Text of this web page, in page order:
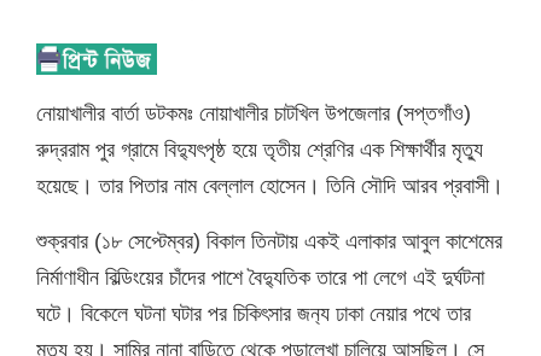
নোয়াখালীর বার্তা ডটকমঃ নোয়াখালীর চাটখিল উপজেলার (সপ্তগাঁও)
রুদ্ররাম পুর গ্রামে বিদ‍্যুৎপৃষ্ঠ হয়ে তৃতীয় শ্রেণির এক শিক্ষার্থীর মৃত্যু
হয়েছে। তার পিতার নাম বেল্লাল হোসেন। তিনি সৌদি আরব প্রবাসী।
শুক্রবার (১৮ সেপ্টেম্বর) বিকাল তিনটায় একই এলাকার আবুল কাশেমের
নির্মাণাধীন বিল্ডিংয়ের চাঁদের পাশে বৈদ্যুতিক তারে পা লেগে এই দুর্ঘটনা
ঘটে। বিকেলে ঘটনা ঘটার পর চিকিৎসার জন‍্য ঢাকা নেয়ার পথে তার
মৃত্যু হয়। সামির নানা বাড়িতে থেকে পড়ালেখা চালিয়ে আসছিল। সে